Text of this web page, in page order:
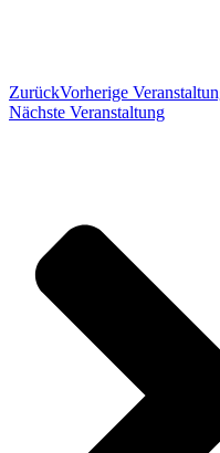
ZurückVorherige
Nächste Veranstaltung